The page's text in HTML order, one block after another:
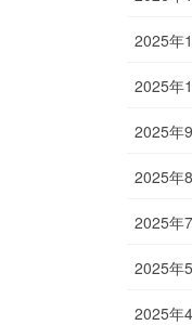
2025年
2025年
2025年
2025年
2025年
2025年
2025年